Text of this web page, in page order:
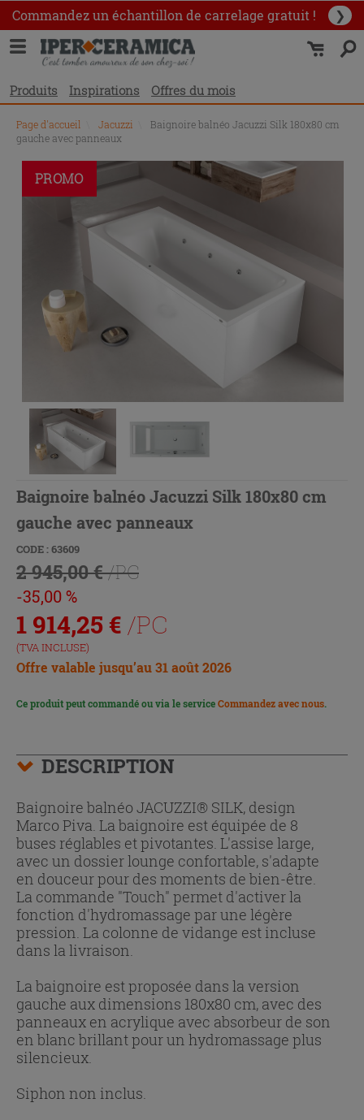
Commandez un échantillon de carrelage gratuit ! ❯
Produits Inspirations Offres du mois
Page d'accueil Jacuzzi
Baignoire balnéo Jacuzzi Silk 180x80 cm
gauche avec panneaux
PROMO
Baignoire balnéo Jacuzzi Silk 180x80 cm
gauche avec panneaux
CODE : 63609
2 945,00 €/PC
-35,00 %
1 914,25 € /PC
(TVA INCLUSE)
Offre valable jusqu’au 31 août 2026
Ce produit peut commandé ou via le serviceCommandez avec nous.
DESCRIPTION
Baignoire balnéo JACUZZI® SILK, design
Marco Piva. La baignoire est équipée de 8
buses réglables et pivotantes. L'assise large,
avec un dossier lounge confortable, s'adapte
en douceur pour des moments de bien-être.
La commande "Touch" permet d'activer la
fonction d'hydromassage par une légère
pression. La colonne de vidange est incluse
dans la livraison.
La baignoire est proposée dans la version
gauche aux dimensions 180x80 cm, avec des
panneaux en acrylique avec absorbeur de son
en blanc brillant pour un hydromassage plus
silencieux.
Siphon non inclus.